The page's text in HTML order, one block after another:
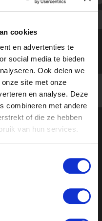
cookies
en advertenties te
social media te bieden
Ook delen we
site met onze
en analyse. Deze
combineren met andere
of die ze hebben
van hun services.
hierbij de brief met
Toezicht Arnold
non-